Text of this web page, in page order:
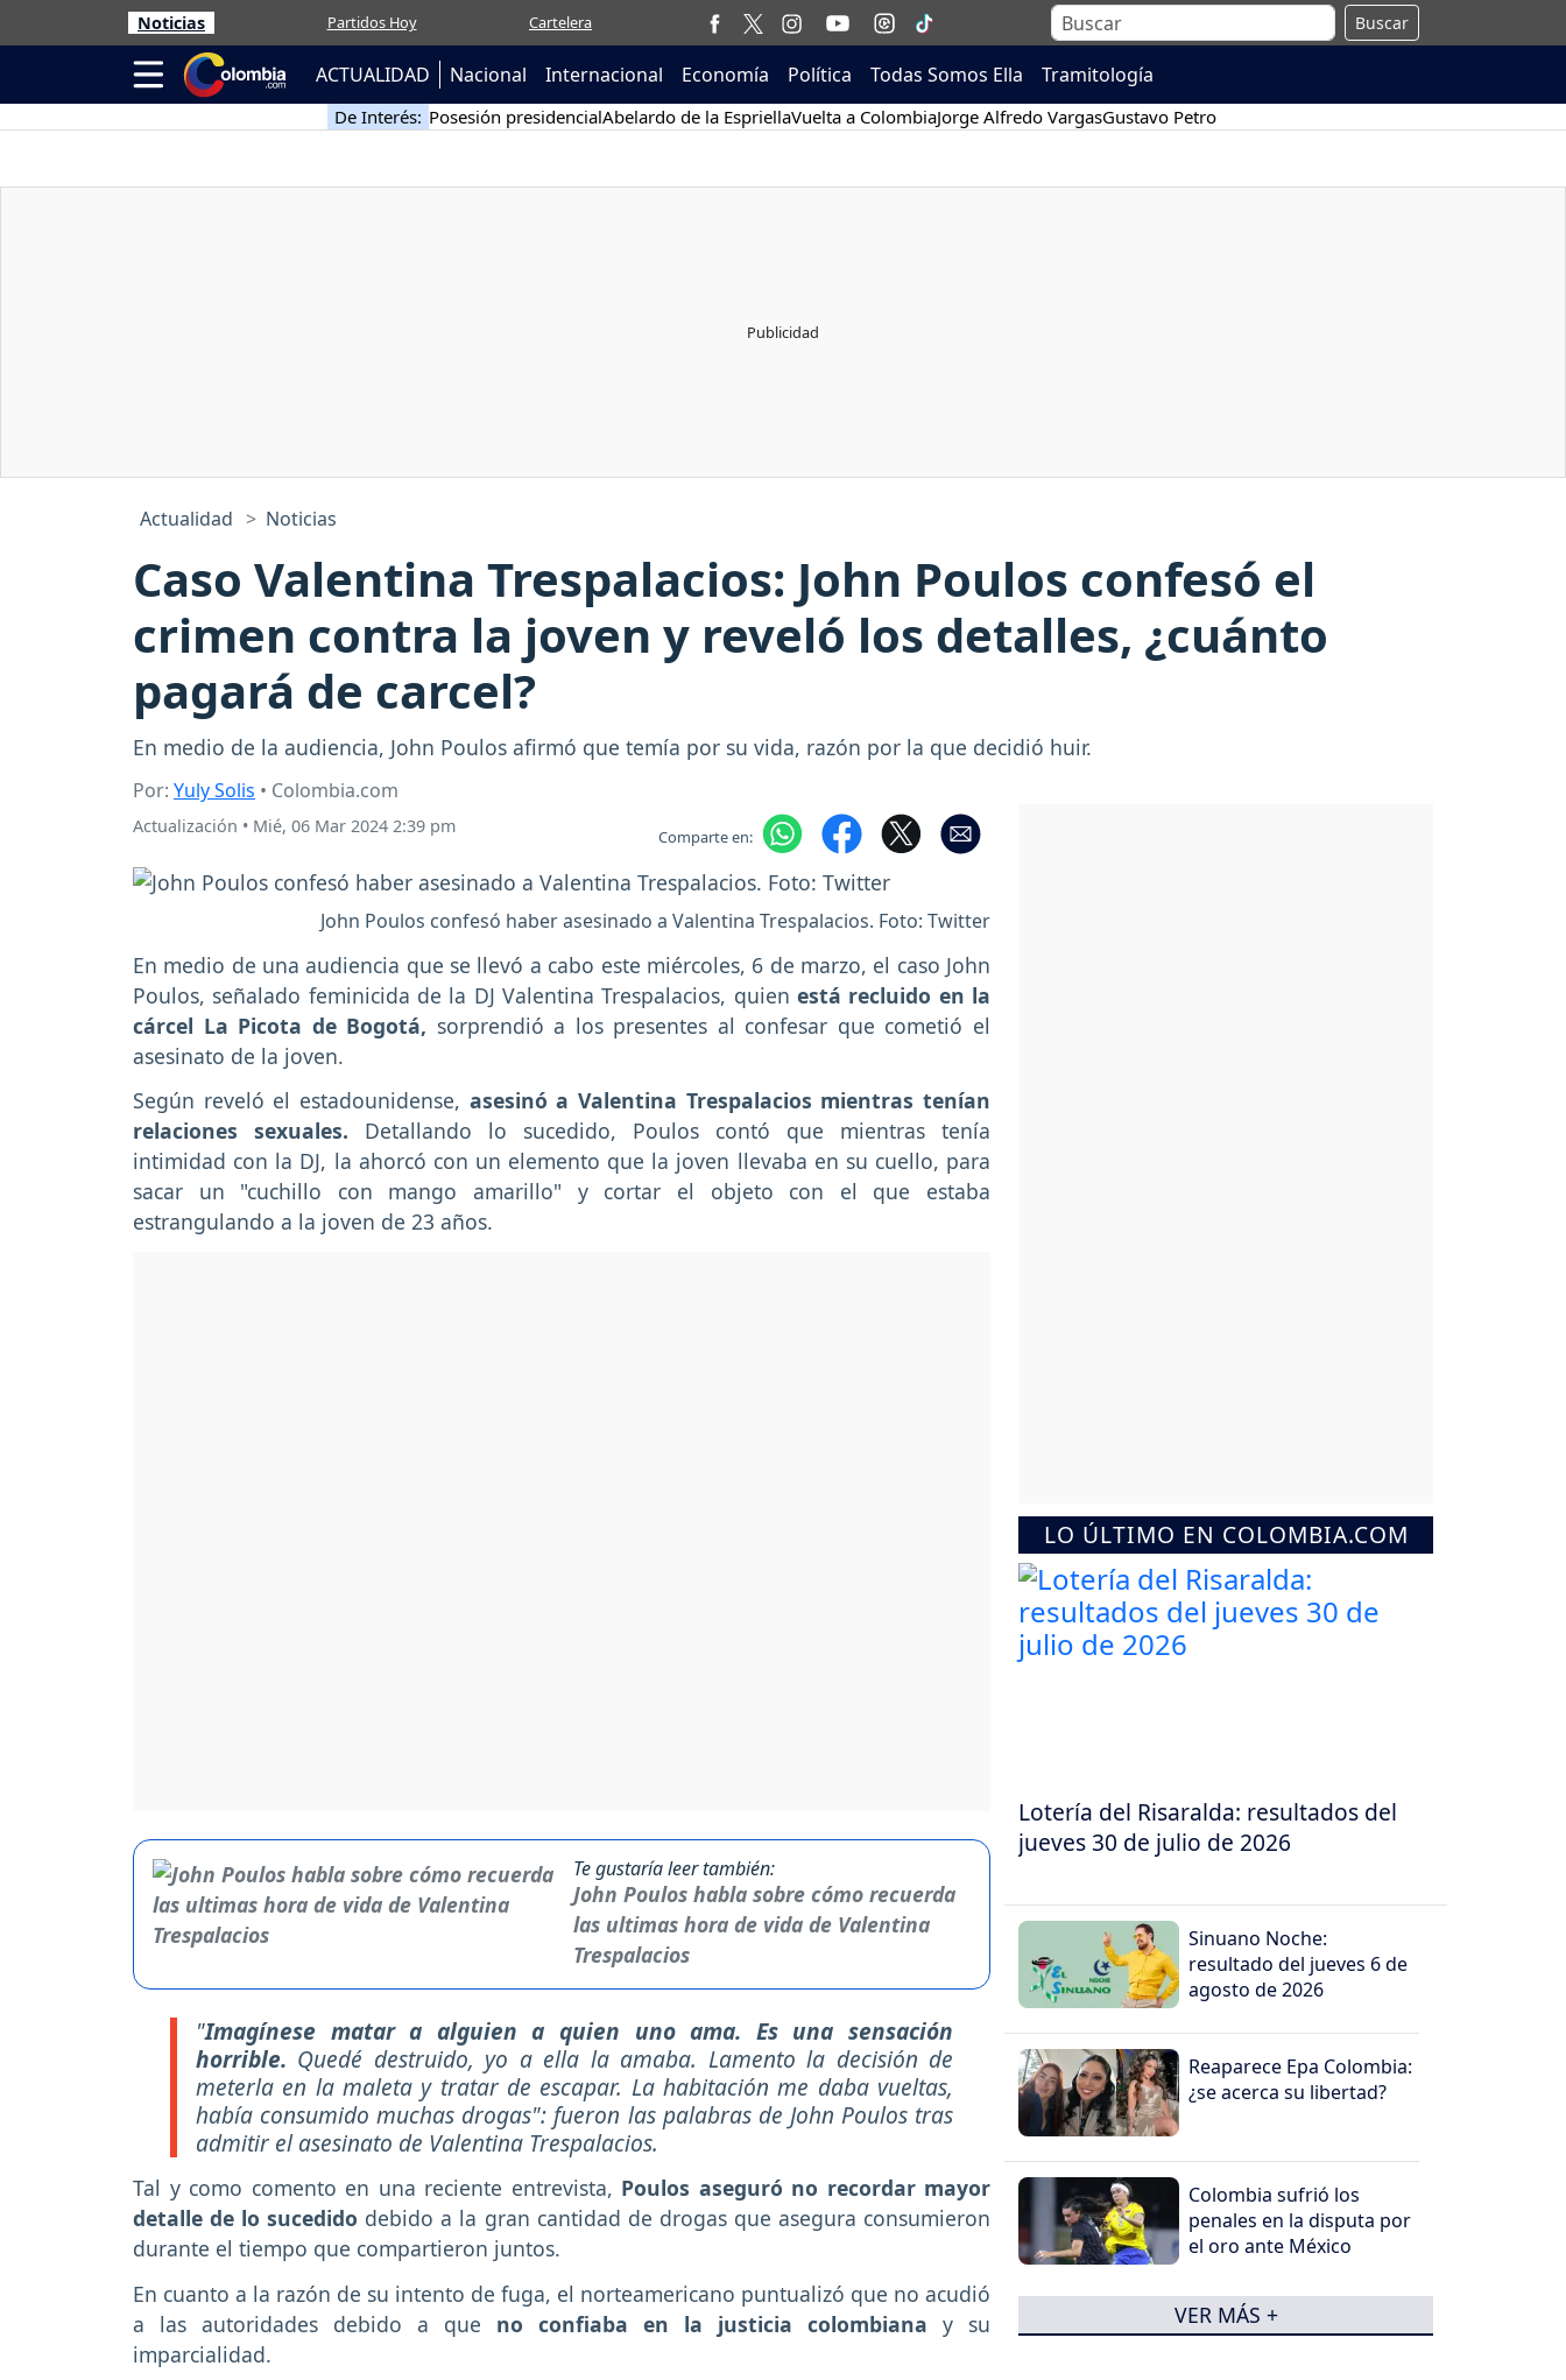
Noticias Partidos Hoy Cartelera Buscar
ACTUALIDAD Nacional Internacional Economía Política Todas Somos Ella Tramitología
De Interés: Posesión presidencialAbelardo de la EspriellaVuelta a ColombiaJorge Alfredo VargasGustavo Petro
Actualidad Noticias
Caso Valentina Trespalacios: John Poulos confesó el
crimen contra la joven y reveló los detalles, ¿cuánto
pagará de carcel?
En medio de la audiencia, John Poulos afirmó que temía por su vida, razón por la que decidió huir.
Por: Yuly Solis • Colombia.com
Actualización • Mié, 06 Mar 2024 2:39 pm Comparte en:
John Poulos confesó haber asesinado a Valentina Trespalacios. Foto: Twitter
En medio de una audiencia que se llevó a cabo este miércoles, 6 de marzo, el caso John
Poulos, señalado feminicida de la DJ Valentina Trespalacios, quien está recluido en la
cárcel La Picota de Bogotá, sorprendió a los presentes al confesar que cometió el
asesinato de la joven.
Según reveló el estadounidense, asesinó a Valentina Trespalacios mientras tenían
relaciones sexuales. Detallando lo sucedido, Poulos contó que mientras tenía
intimidad con la DJ, la ahorcó con un elemento que la joven llevaba en su cuello, para
sacar un "cuchillo con mango amarillo" y cortar el objeto con el que estaba
estrangulando a la joven de 23 años.
Te gustaría leer también:
John Poulos habla sobre cómo recuerda
las ultimas hora de vida de Valentina
Trespalacios
"Imagínese matar a alguien a quien uno ama. Es una sensación
horrible. Quedé destruido, yo a ella la amaba. Lamento la decisión de
meterla en la maleta y tratar de escapar. La habitación me daba vueltas,
había consumido muchas drogas": fueron las palabras de John Poulos tras
admitir el asesinato de Valentina Trespalacios.
Tal y como comento en una reciente entrevista, Poulos aseguró no recordar mayor
detalle de lo sucedido debido a la gran cantidad de drogas que asegura consumieron
durante el tiempo que compartieron juntos.
En cuanto a la razón de su intento de fuga, el norteamericano puntualizó que no acudió
a las autoridades debido a que no confiaba en la justicia colombiana y su
imparcialidad.
LO ÚLTIMO EN COLOMBIA.COM
Lotería del Risaralda: resultados del
jueves 30 de julio de 2026
Sinuano Noche:
resultado del jueves 6 de
agosto de 2026
Reaparece Epa Colombia:
¿se acerca su libertad?
Colombia sufrió los
penales en la disputa por
el oro ante México
VER MÁS +